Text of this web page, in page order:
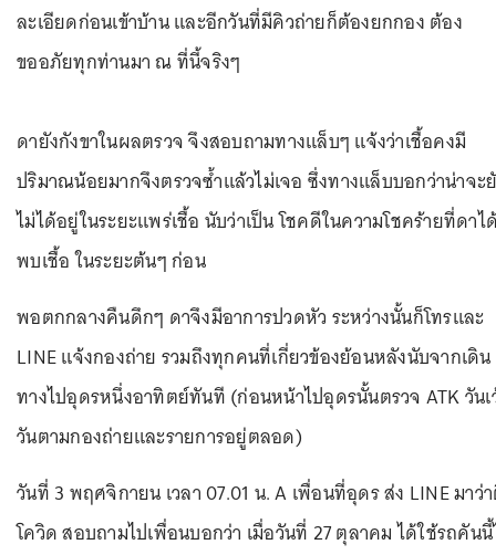
ละเอียดก่อนเข้าบ้าน และอีกวันที่มีคิวถ่ายก็ต้องยกกอง ต้อง
ขออภัยทุกท่านมา ณ ที่นี้จริงๆ
ดายังกังขาในผลตรวจ จึงสอบถามทางแล็บๆ แจ้งว่าเชื้อคงมี
ปริมาณน้อยมากจึงตรวจซ้ำแล้วไม่เจอ ซึ่งทางแล็บบอกว่าน่าจะ
ไม่ได้อยู่ในระยะแพร่เชื้อ นับว่าเป็น โชคดีในความโชคร้ายที่ดาไ
พบเชื้อ ในระยะต้นๆ ก่อน
พอตกกลางคืนดึกๆ ดาจึงมีอาการปวดหัว ระหว่างนั้นก็โทรและ
LINE แจ้งกองถ่าย รวมถึงทุกคนที่เกี่ยวข้องย้อนหลังนับจากเดิน
ทางไปอุดรหนึ่งอาทิตย์ทันที (ก่อนหน้าไปอุดรนั้นตรวจ ATK วัน
วันตามกองถ่ายและรายการอยู่ตลอด)
วันที่ 3 พฤศจิกายน เวลา 07.01 น. A เพื่อนที่อุดร ส่ง LINE มาว่
โควิด สอบถามไปเพื่อนบอกว่า เมื่อวันที่ 27 ตุลาคม ได้ใช้รถคัน